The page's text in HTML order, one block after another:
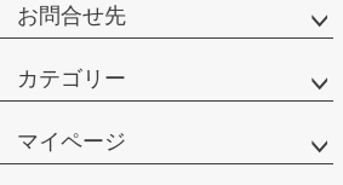
お問合せ先
カテゴリー
マイページ